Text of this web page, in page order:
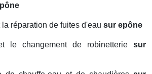
la réparation de fuites d'eau sur epône
le changement de robinetterie sur